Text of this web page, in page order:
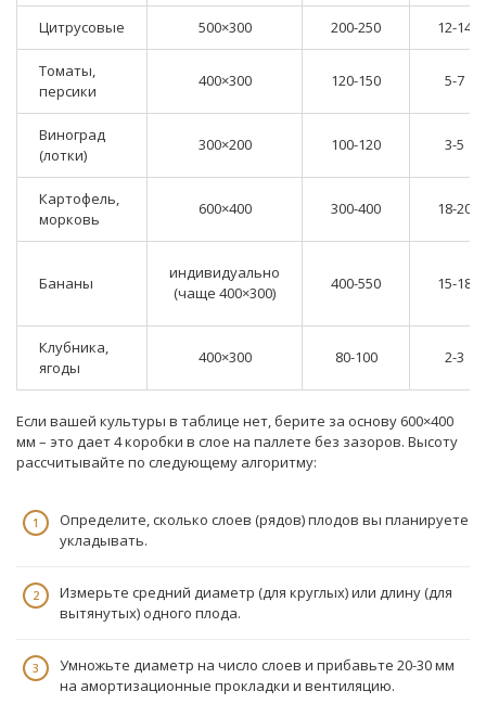
Цитрусовые 500×300 200-250 12-14
Томаты,
персики
400×300 120-150 5-7
Виноград
(лотки)
300×200 100-120 3-5
Картофель,
морковь
600×400 300-400 18-20
Бананы
индивидуально
(чаще 400×300)
400-550 15-18
Клубника,
ягоды
400×300 80-100 2-3
Если вашей культуры в таблице нет, берите за основу 600×400
мм – это дает 4 коробки в слое на паллете без зазоров. Высоту
рассчитывайте по следующему алгоритму:
Определите, сколько слоев (рядов) плодов вы планируете
укладывать.
Измерьте средний диаметр (для круглых) или длину (для
вытянутых) одного плода.
Умножьте диаметр на число слоев и прибавьте 20-30 мм
на амортизационные прокладки и вентиляцию.